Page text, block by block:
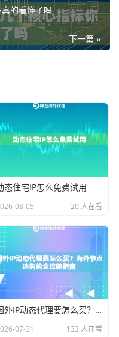
往不需要一个IP长期
更换，减少被封风
时长。例如，对于短
数小时甚至更长的会
分钟甚至120分钟内自
调控。
采集任务量大、运行
方式。小池子容易IP枯
量或IP次数耗尽导致
地域性。你需要代理I
城市
。我们的服务支持
这对于需要获取本地
特定地区用户行为至
的看懂了吗
下一篇 »
态住宅IP怎么免费试用
08-05 20 人在看
国外IP动态代理要怎么买？海外节点选购的全攻略指南
07-31 133 人在看